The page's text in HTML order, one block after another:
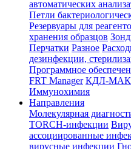
автоматических
Петли
Резервуары для
хранения образцов
Перчатки Разное
дезинфекции,
Программное
FRT Manager КДЛ-
Иммунохимия
Направления
Молекулярная
TORCH-инфекции
ассоциированные
вирусные инфекции